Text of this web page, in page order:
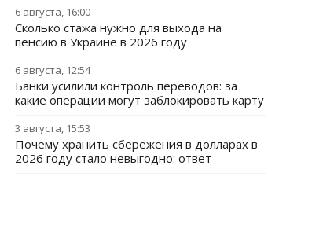
6 августа, 16:00
Сколько стажа нужно для выхода на
пенсию в Украине в 2026 году
6 августа, 12:54
Банки усилили контроль переводов: за
какие операции могут заблокировать карту
3 августа, 15:53
Почему хранить сбережения в долларах в
2026 году стало невыгодно: ответ